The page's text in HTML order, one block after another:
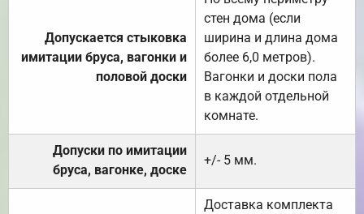
Допускается стыковка
имитации бруса, вагонки и
половой доски
стен дома (если
ширина и длина дома
более 6,0 метров).
Вагонки и доски пола
в каждой отдельной
комнате.
Допуски по имитации
бруса, вагонке, доске
+/- 5 мм.
Доставка комплекта